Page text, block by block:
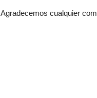
Agradecemos cualquier